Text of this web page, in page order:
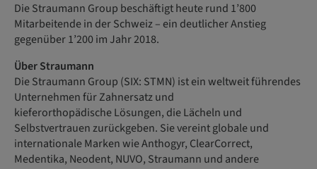
Die Straumann Group beschäftigt heute rund 1’800
Mitarbeitende in der Schweiz – ein deutlicher Anstieg
gegenüber 1’200 im Jahr 2018.
Über Straumann
Die Straumann Group (SIX: STMN) ist ein weltweit führendes
Unternehmen für Zahnersatz und
kieferorthopädische Lösungen, die Lächeln und
Selbstvertrauen zurückgeben. Sie vereint globale und
internationale Marken wie Anthogyr, ClearCorrect,
Medentika, Neodent, NUVO, Straumann und andere